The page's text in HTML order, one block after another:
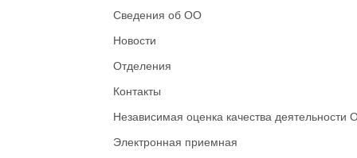
Сведения об ОО
Новости
Отделения
Контакты
Независимая оценка качества деятельности
Электронная приемная